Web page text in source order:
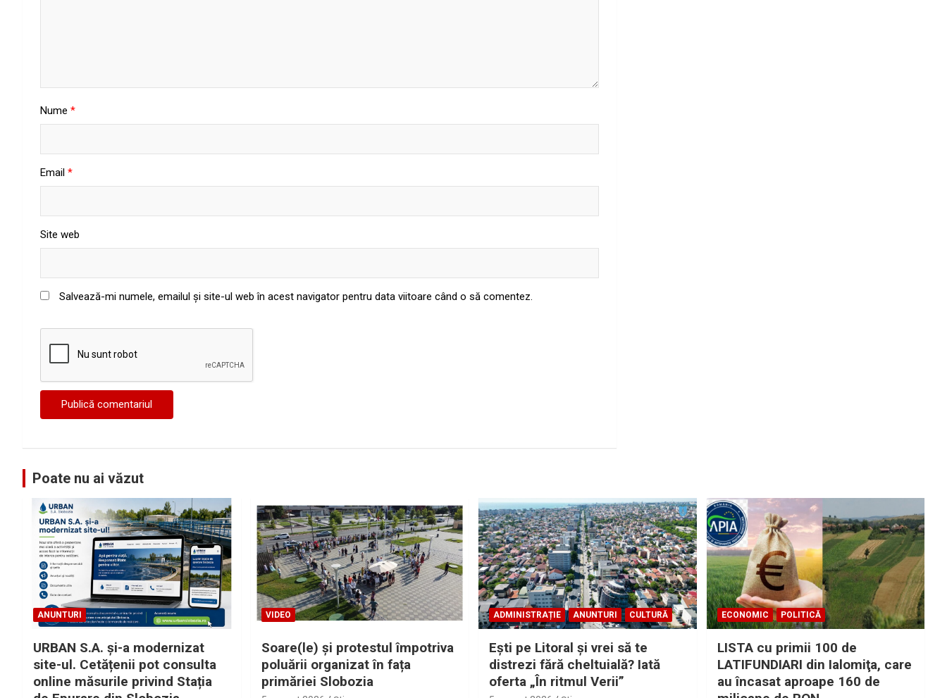
Nume *
Email *
Site web
Salvează-mi numele, emailul și site-ul web în acest navigator pentru data viitoare când o să comentez.
Poate nu ai văzut
ANUNTURI
URBAN S.A. și-a modernizat
site-ul. Cetățenii pot consulta
online măsurile privind Stația
VIDEO
Soare(le) și protestul împotriva
poluării organizat în fața
primăriei Slobozia
ADMINISTRAȚIE ANUNTURI CULTURĂ
Eşti pe Litoral şi vrei să te
distrezi fără cheltuială? Iată
oferta „În ritmul Verii”
ECONOMIC POLITICĂ
LISTA cu primii 100 de
LATIFUNDIARI din Ialomiţa, care
au încasat aproape 160 de